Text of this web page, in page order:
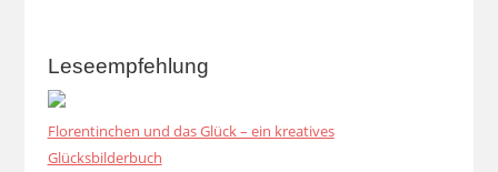
Leseempfehlung
Florentinchen und das Glück – ein kreatives
Glücksbilderbuch